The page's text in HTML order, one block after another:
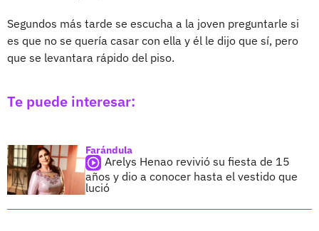
Segundos más tarde se escucha a la joven preguntarle si
es que no se quería casar con ella y él le dijo que sí, pero
que se levantara rápido del piso.
Te puede interesar:
Farándula
Arelys Henao revivió su fiesta de 15
años y dio a conocer hasta el vestido que
lució